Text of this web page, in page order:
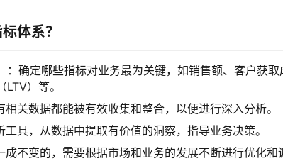
体系？
：确定哪些指标对业务最为关键，如销售额、客户获取
LTV）等。
相关数据都能被有效收集和整合，以便进行深入分析。
工具，从数据中提取有价值的洞察，指导业务决策。
成不变的，需要根据市场和业务的发展不断进行优化和